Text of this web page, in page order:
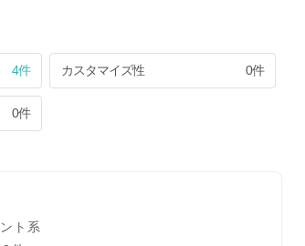
4件 カスタマイズ性 0件
0件
ト系